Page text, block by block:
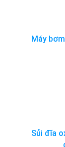
Máy
Sủi đĩa